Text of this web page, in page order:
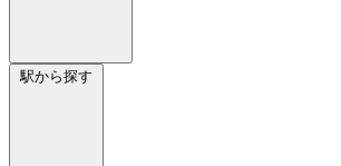
駅から探す